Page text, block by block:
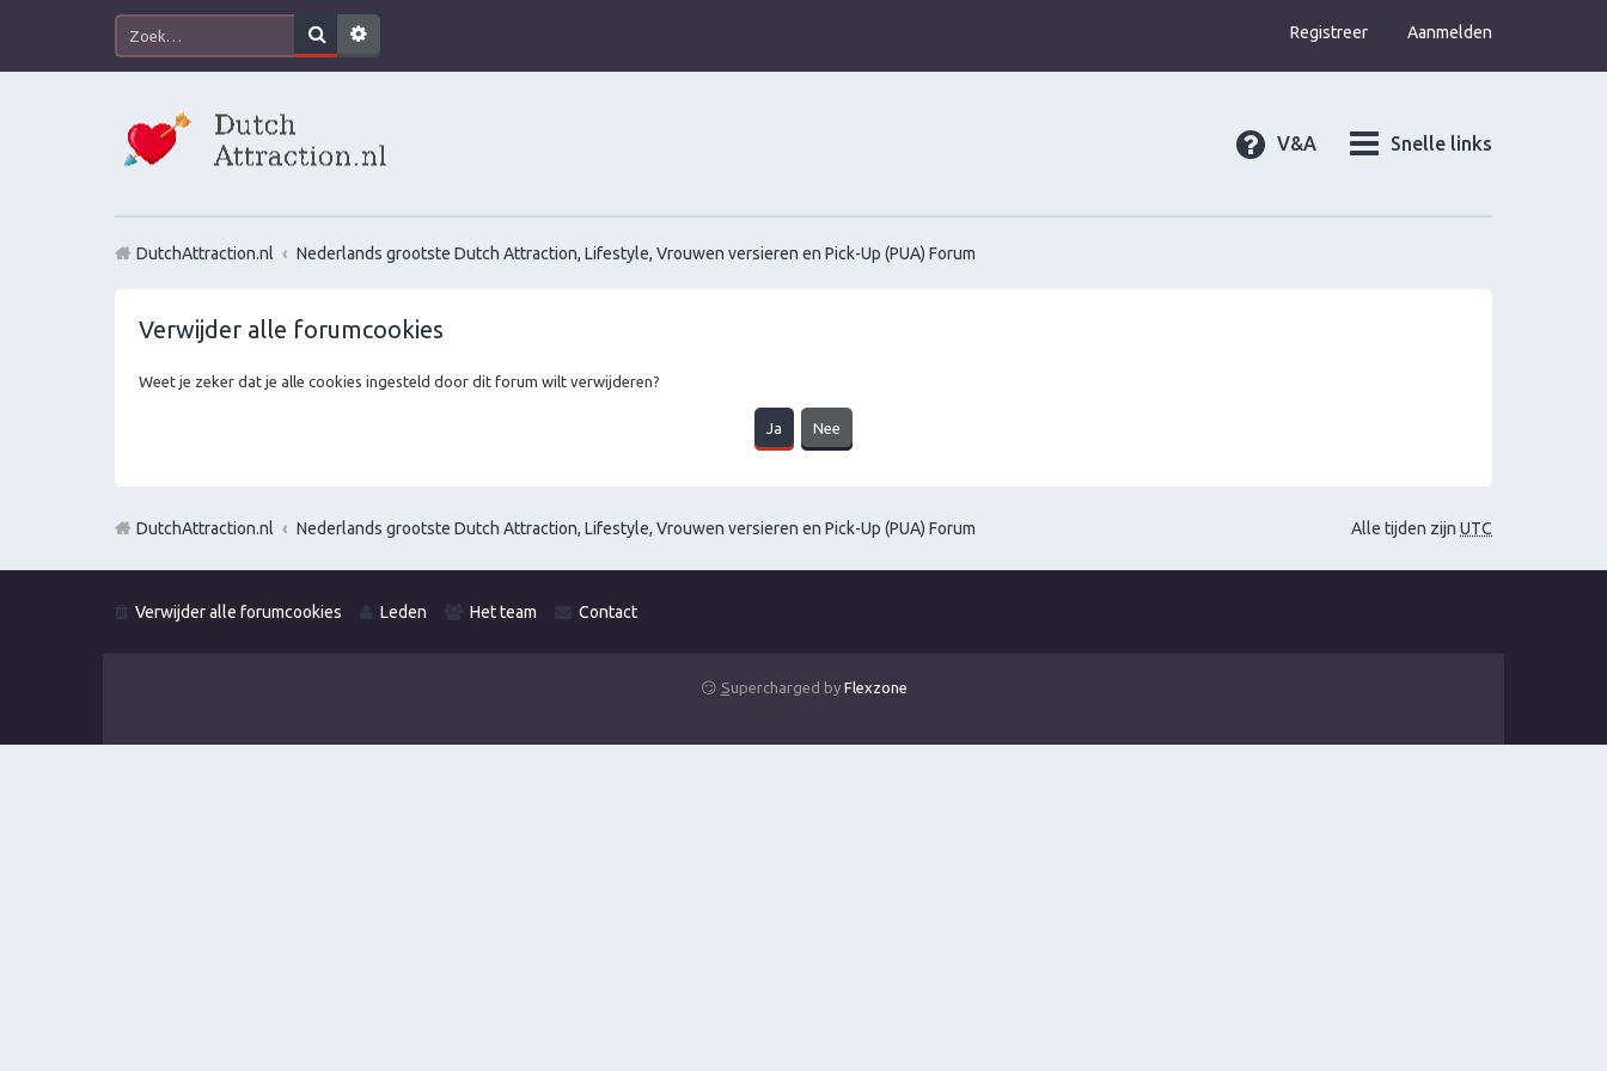
Aanmelden
Registreer
Snelle links
V&A
DutchAttraction.nl Nederlands grootste Dutch Attraction, Lifestyle, Vrouwen versieren en Pick-Up (PUA) Forum
Verwijder alle forumcookies
Weet je zeker dat je alle cookies ingesteld door dit forum wilt verwijderen?
Alle tijden zijn UTC
DutchAttraction.nl Nederlands grootste Dutch Attraction, Lifestyle, Vrouwen versieren en Pick-Up (PUA) Forum
Verwijder alle forumcookies Leden Het team Contact
😏 Supercharged by Flexzone